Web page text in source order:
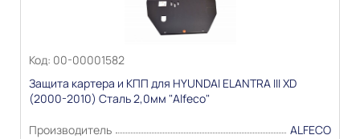
Информация о технических характеристиках,
комплекте поставки, стране изготовления, внешнем
основывается на последних доступных к моменту
публикации сведениях
Код: 00-00001582
Защита картера и КПП для HYUNDAI ELANTRA III XD
(2000-2010) Сталь 2,0мм "Alfeco"
Производитель
ALFECO